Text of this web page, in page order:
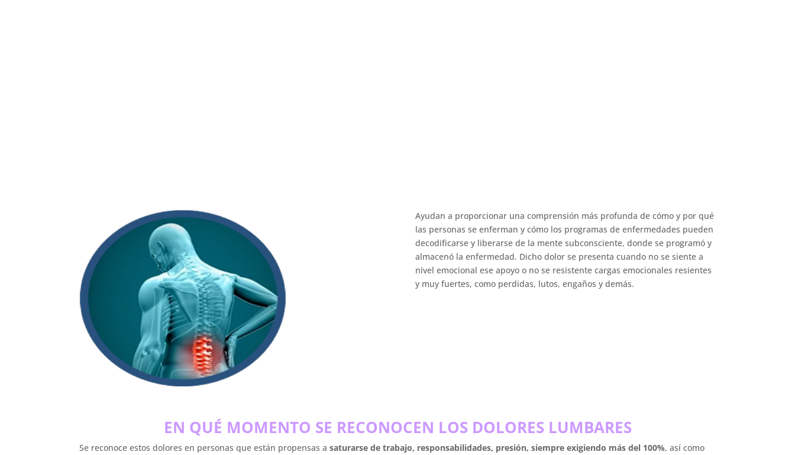
Ayudan a proporcionar una comprensión más profunda de cómo y por qué
las personas se enferman y cómo los programas de enfermedades pueden
decodificarse y liberarse de la mente subconsciente, donde se programó y
almacenó la enfermedad. Dicho dolor se presenta cuando no se siente a
nivel emocional ese apoyo o no se resistente cargas emocionales resientes
y muy fuertes, como perdidas, lutos, engaños y demás.
EN QUÉ MOMENTO SE RECONOCEN LOS DOLORES LUMBARES
Se reconoce estos dolores en personas que están propensas asaturarse de trabajo, responsabilidades, presión, siempre exigiendo más del 100%, así como